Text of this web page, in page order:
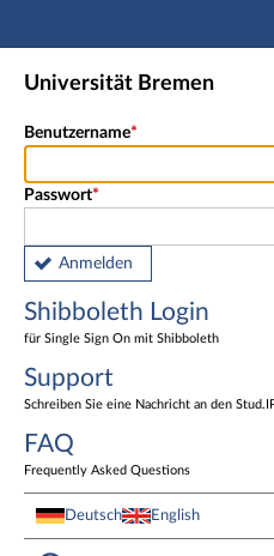
Universität Bremen
Benutzername
Passwort
Anmelden
Shibboleth Login
für Single Sign On mit Shibboleth
Support
Schreiben Sie eine Nachricht an den
FAQ
Frequently Asked Questions
Deutsch English